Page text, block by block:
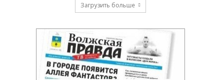
Загрузить больше